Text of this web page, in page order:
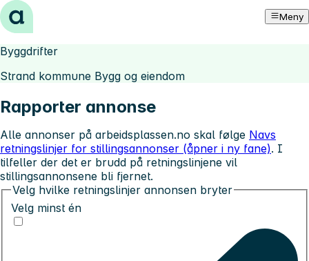
Hopp til innhold Meny
Byggdrifter
Strand kommune Bygg og eiendom
Rapporter annonse
Alle annonser på arbeidsplassen.no skal følge Navs
retningslinjer for stillingsannonser (åpner i ny fane). I
tilfeller der det er brudd på retningslinjene vil
stillingsannonsene bli fjernet.
Velg hvilke retningslinjer annonsen bryter
Velg minst én